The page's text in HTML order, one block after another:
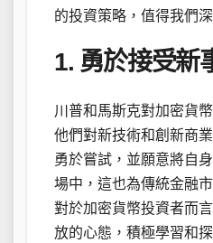
的投資策略，值得我們
1. 勇於接受新
川普和馬斯克對加密貨
他們對新技術和創新商
勇於嘗試，並願意將自
場中，這也為傳統金融
對於加密貨幣投資者而
放的心態，積極學習和